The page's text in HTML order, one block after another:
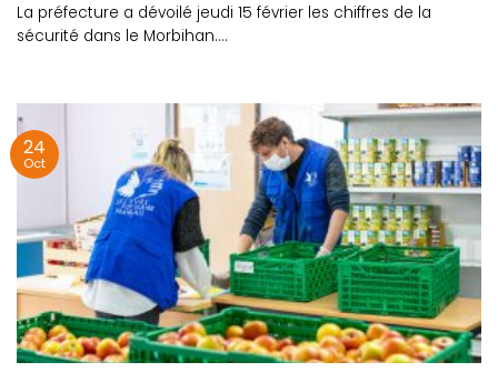
La préfecture a dévoilé jeudi 15 février les chiffres de la
sécurité dans le Morbihan....
24
Oct